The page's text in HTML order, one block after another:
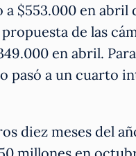
a $553.000 en
de las
en abril.
pasó a un cuarto
diez meses del